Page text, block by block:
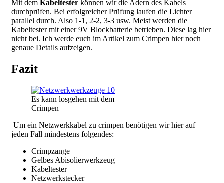
Mit dem Kabeltester können wir die Adern des Kabels
durchprüfen. Bei erfolgreicher Prüfung laufen die Lichter
parallel durch. Also 1-1, 2-2, 3-3 usw. Meist werden die
Kabeltester mit einer 9V Blockbatterie betrieben. Diese lag hier
nicht bei. Ich werde euch im Artikel zum Crimpen hier noch
genaue Details aufzeigen.
Fazit
Es kann losgehen mit dem
Crimpen
Um ein Netzwerkkabel zu crimpen benötigen wir hier auf
jeden Fall mindestens folgendes:
Crimpzange
Gelbes Abisolierwerkzeug
Kabeltester
Netzwerkstecker